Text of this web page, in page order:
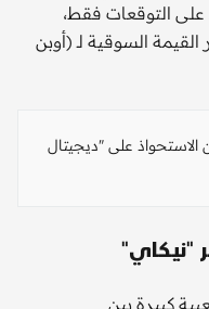
على التوقعات فقط،
السوقية لـ (أوبن
على "ديجيتال
كبيرة بين